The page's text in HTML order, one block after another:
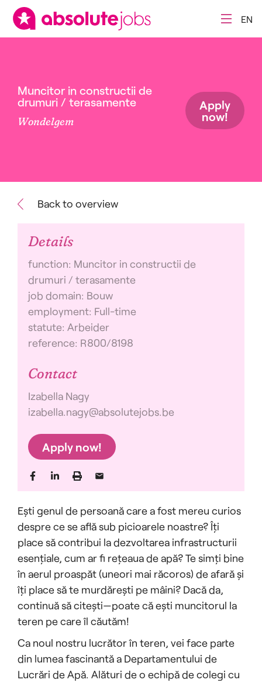
EN
Muncitor in constructii de
drumuri / terasamente
Wondelgem
Apply
now!
Back to overview
Details
function: Muncitor in constructii de
drumuri / terasamente
job domain: Bouw
employment: Full-time
statute: Arbeider
reference: R800/8198
Contact
Izabella Nagy
izabella.nagy@absolutejobs.be
Apply now!
Ești genul de persoană care a fost mereu curios
despre ce se află sub picioarele noastre? Îți
place să contribui la dezvoltarea infrastructurii
esențiale, cum ar fi rețeaua de apă? Te simți bine
în aerul proaspăt (uneori mai răcoros) de afară și
îți place să te murdărești pe mâini? Dacă da,
continuă să citești—poate că ești muncitorul la
teren pe care îl căutăm!
Ca noul nostru lucrător în teren, vei face parte
din lumea fascinantă a Departamentului de
Lucrări de Apă. Alături de o echipă de colegi cu